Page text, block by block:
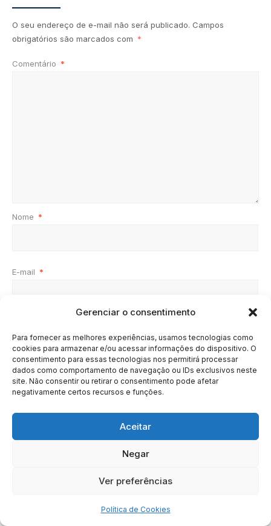
Gerenciar o consentimento
Para fornecer as melhores experiências, usamos tecnologias como
cookies para armazenar e/ou acessar informações do dispositivo. O
consentimento para essas tecnologias nos permitirá processar
dados como comportamento de navegação ou IDs exclusivos neste
site. Não consentir ou retirar o consentimento pode afetar
negativamente certos recursos e funções.
Aceitar
Negar
Ver preferências
Política de Cookies
O seu endereço de e-mail não será publicado. Campos
obrigatórios são marcados com *
Comentário *
Nome *
E-mail *
SOBRE BRASIL
Copyright © 2020 - 2023 | Arresala Noticias™